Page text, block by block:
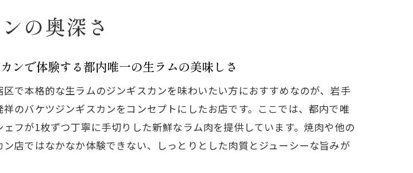
しい体験
味わえる新宿のお店
やハートの魅力を解説
レバーのおすすめ体験
られない部位の真実
カン部位を徹底紹介
におすすめ
ム肉のヘルシーな魅力
の奥深さ
ンで体験する都内唯一の生ラムの美味しさ
区で本格的な生ラムのジンギスカンを味わいたい方におすすめなのが、岩手
祥のバケツジンギスカンをコンセプトにしたお店です。ここでは、都内で唯
ェフが1枚ずつ丁寧に手切りした新鮮なラム肉を提供しています。焼肉や他の
ン店ではなかなか体験できない、しっとりとした肉質とジューシーな旨みが